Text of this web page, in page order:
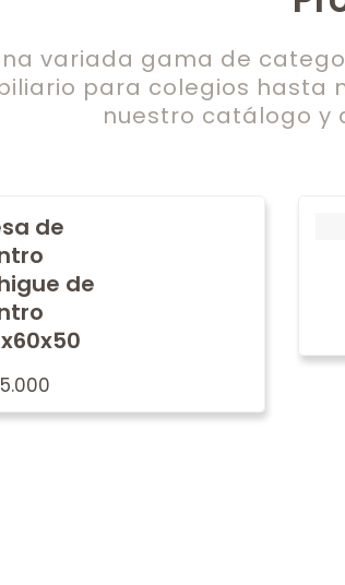
variada gama de
para colegios hasta
nuestro catálogo y
de
de